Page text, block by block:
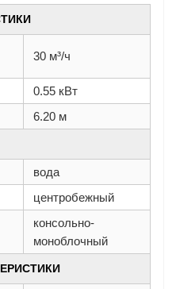
30 м³/ч
0.55 кВт
6.20 м
вода
центробежный
консольно-
моноблочный